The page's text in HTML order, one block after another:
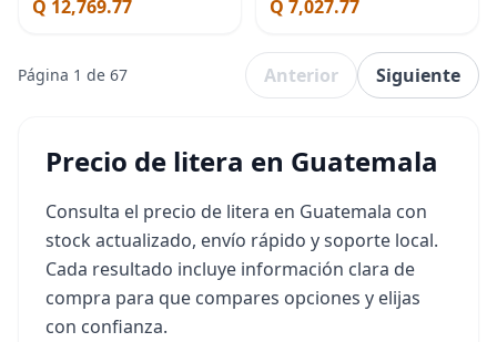
con nido, marco de litera
Q 12,769.77 que se puede separar,
Q 7,027.77
Página 1 de 67 Anterior Siguiente
Precio de litera en Guatemala
Consulta el precio de litera en Guatemala con
stock actualizado, envío rápido y soporte local.
Cada resultado incluye información clara de
compra para que compares opciones y elijas
con confianza.